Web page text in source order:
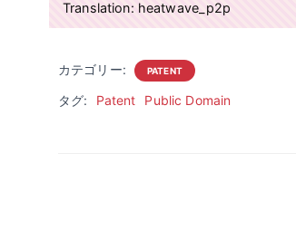
Translation: heatwave_p2p
カテゴリー: PATENT
タグ: Patent Public Domain